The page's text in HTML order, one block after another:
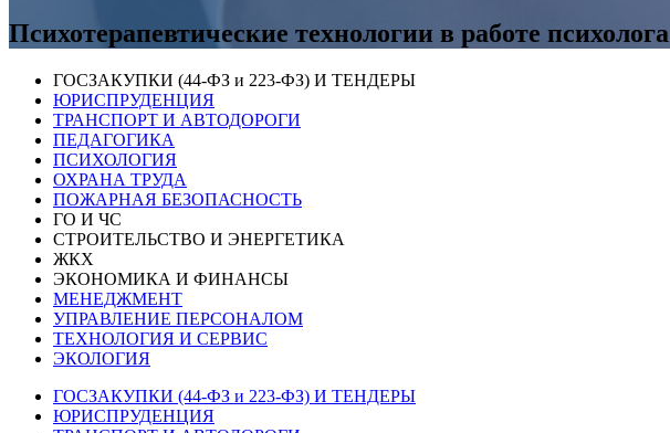
Психотерапевтические технологии в работе психолога
ГОСЗАКУПКИ (44-ФЗ и 223-ФЗ) И ТЕНДЕРЫ
ЮРИСПРУДЕНЦИЯ
ТРАНСПОРТ И АВТОДОРОГИ
ПЕДАГОГИКА
ПСИХОЛОГИЯ
ОХРАНА ТРУДА
ПОЖАРНАЯ БЕЗОПАСНОСТЬ
ГО И ЧС
СТРОИТЕЛЬСТВО И ЭНЕРГЕТИКА
ЖКХ
ЭКОНОМИКА И ФИНАНСЫ
МЕНЕДЖМЕНТ
УПРАВЛЕНИЕ ПЕРСОНАЛОМ
ТЕХНОЛОГИЯ И СЕРВИС
ЭКОЛОГИЯ
ГОСЗАКУПКИ (44-ФЗ и 223-ФЗ) И ТЕНДЕРЫ
ЮРИСПРУДЕНЦИЯ